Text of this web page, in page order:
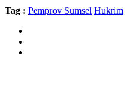
Tag : Pemprov Sumsel Hukrim